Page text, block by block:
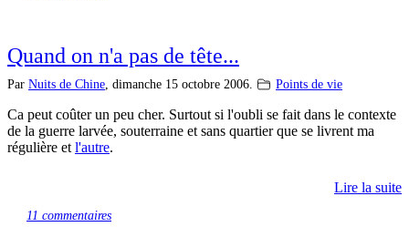
Quand on n'a pas de tête...
Par Nuits de Chine, dimanche 15 octobre 2006. Points de vie
Ca peut coûter un peu cher. Surtout si l'oubli se fait dans le contexte
de la guerre larvée, souterraine et sans quartier que se livrent ma
régulière et l'autre.
Lire la suite
11 commentaires